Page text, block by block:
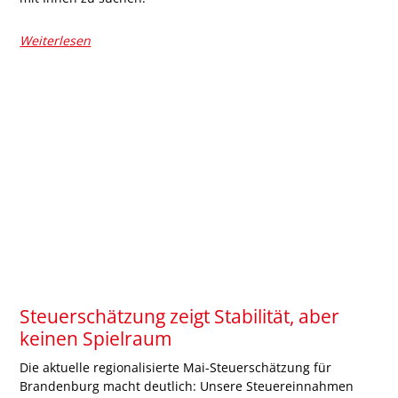
Weiterlesen
Steuerschätzung zeigt Stabilität, aber
keinen Spielraum
Die aktuelle regionalisierte Mai-Steuerschätzung für
Brandenburg macht deutlich: Unsere Steuereinnahmen